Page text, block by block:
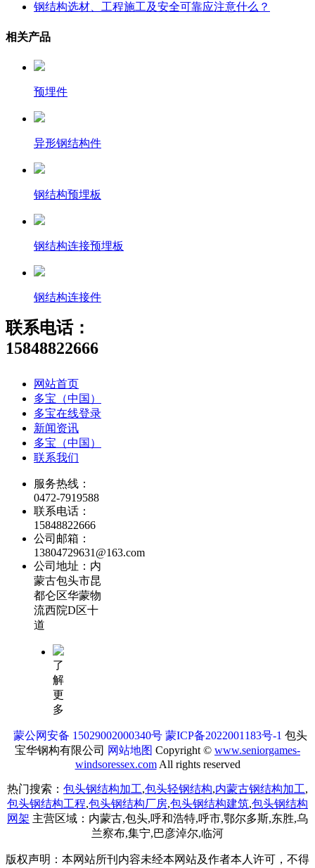
钢结构选材、工程施工及安全可靠应注意什么？
相关产品
预埋件
异形钢结构件
钢结构预埋板
钢结构连接预埋板
钢结构连接件
联系电话：
15848822666
网站首页
多宝（中国）
多宝在线登录
新闻资讯
多宝（中国）
联系我们
服务热线：
0472-7919588
联系电话：
15848822666
公司邮箱：
13804729631@163.com
公司地址：内
蒙古包头市昆
都仑区华蒙物
流西院D区十
道
了
解
更
多
蒙公网安备 15029002000340号 蒙ICP备2022001183号-1 包头
宝华钢构有限公司 网站地图 Copyright © www.seniorgames-
windsoressex.comAll rights reserved
热门搜索： 包头钢结构加工,包头轻钢结构,内蒙古钢结构加工,
包头钢结构工程,包头钢结构厂房,包头钢结构建筑,包头钢结构
网架 主营区域：内蒙古,包头,呼和浩特,呼市,鄂尔多斯,东胜,乌
兰察布,集宁,巴彦淖尔,临河
版权声明：本网站所刊内容未经本网站及作者本人许可，不得